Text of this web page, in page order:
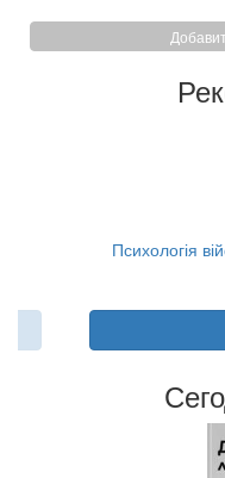
Психологія